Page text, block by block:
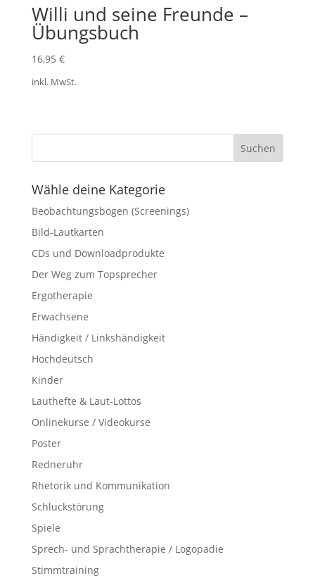
Willi und seine Freunde –
Übungsbuch
16,95 €
inkl. MwSt.
Wähle deine Kategorie
Beobachtungsbögen (Screenings)
Bild-Lautkarten
CDs und Downloadprodukte
Der Weg zum Topsprecher
Ergotherapie
Erwachsene
Händigkeit / Linkshändigkeit
Hochdeutsch
Kinder
Lauthefte & Laut-Lottos
Onlinekurse / Videokurse
Poster
Redneruhr
Rhetorik und Kommunikation
Schluckstörung
Spiele
Sprech- und Sprachtherapie / Logopädie
Stimmtraining